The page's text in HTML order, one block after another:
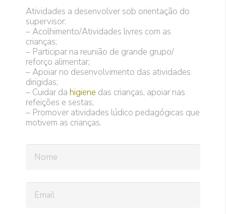
Atividades a desenvolver sob orientação do
supervisor:
– Acolhimento/Atividades livres com as
crianças;
– Participar na reunião de grande grupo/
reforço alimentar;
– Apoiar no desenvolvimento das atividades
dirigidas;
– Cuidar da higiene das crianças, apoiar nas
refeições e sestas;
– Promover atividades lúdico pedagógicas que
motivem as crianças.